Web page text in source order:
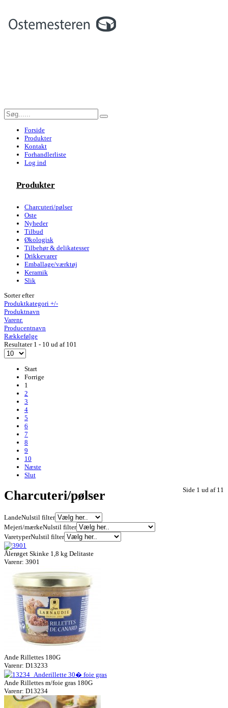
Forside
Produkter
Kontakt
Forhandlerliste
Log ind
Produkter
Charcuteri/pølser
Oste
Nyheder
Tilbud
Økologisk
Tilbehør & delikatesser
Drikkevarer
Emballage/værktøj
Keramik
Slik
Sorter efter
Produktkategori +/-
Produktnavn
Varenr.
Producentnavn
Rækkefølge
Resultater 1 - 10 ud af 101
Start
Forrige
1
2
3
4
5
6
7
8
9
10
Næste
Slut
Side 1 ud af 11
Charcuteri/pølser
LandeNulstil filter
Mejeri/mærkeNulstil filter
VaretyperNulstil filter
Ålerøget Skinke 1,8 kg Delitaste
Varenr: 3901
Ande Rillettes 180G
Varenr: D13233
Ande Rillettes m/foie gras 180G
Varenr: D13234